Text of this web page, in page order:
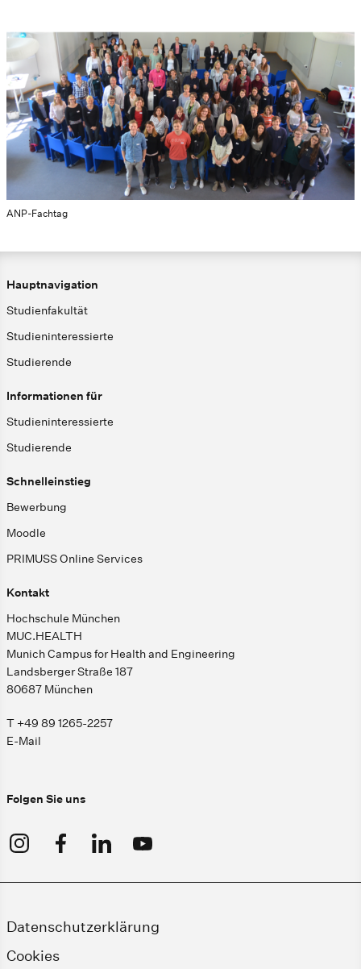
ANP-Fachtag
Hauptnavigation
Studienfakultät
Studieninteressierte
Studierende
Informationen für
Studieninteressierte
Studierende
Schnelleinstieg
Bewerbung
Moodle
PRIMUSS Online Services
Kontakt
Hochschule München
MUC.HEALTH
Munich Campus for Health and Engineering
Landsberger Straße 187
80687 München
T +49 89 1265-2257
E-Mail
Folgen Sie uns
Datenschutzerklärung
Cookies